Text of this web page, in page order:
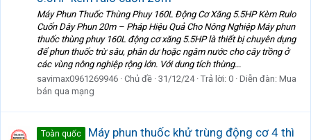
Máy Phun Thuốc Thùng Phuy 160L Động Cơ Xăng 5.5HP Kèm Rulo
Cuốn Dây Phun 20m – Pháp Hiệu Quả Cho Nông Nghiệp Máy phun
thuốc thùng phuy 160L động cơ xăng 5.5HP là thiết bị chuyên dụng
để phun thuốc trừ sâu, phân dư hoặc ngâm nước cho cây trồng ở
các vùng nông nghiệp rộng lớn. Với dung tích thùng...
savimax0961269946 Chủ đề 31/12/24 Trả lời: 0 Diễn đàn: Mua
bán qua mạng
Toàn quốc
Máy phun thuốc khử trùng động cơ 4 thì